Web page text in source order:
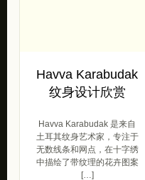
Havva Karabudak
纹身设计欣赏
Havva Karabudak 是来自
土耳其纹身艺术家，专注于
无数线条和网点，在十字绣
中描绘了带纹理的花卉图案
[…]